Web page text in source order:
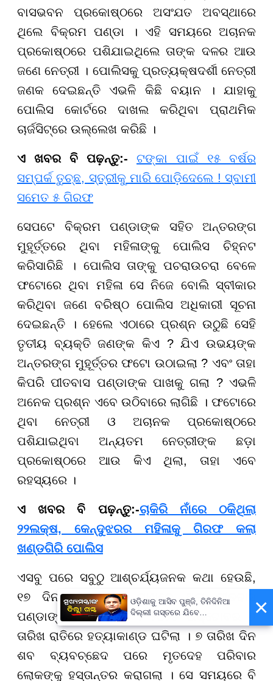
ବାସଭବନ ପ୍ରକୋଷ୍ଠରେ ଅସଂଯତ ଅବସ୍ଥାରେ
ଥିଲେ ବିକ୍ରମ ପଣ୍ଡା । ଏହି ସମୟରେ ଅଚାନକ
ପ୍ରକୋଷ୍ଠରେ ପଶିଯାଇଥିଲେ ତାଙ୍କ ଦଳର ଆଉ
ଜଣେ ନେତ୍ରୀ । ପୋଲିସକୁ ପ୍ରତ୍ୟକ୍ଷଦର୍ଶୀ ନେତ୍ରୀ
ଜଣକ ଦେଇଛନ୍ତି ଏଭଳି କିଛି ବୟାନ । ଯାହାକୁ
ପୋଲିସ କୋର୍ଟରେ ଦାଖଲ କରିଥିବା ପ୍ରାଥମିକ
ଚାର୍ଜସିଟ୍‌ରେ ଉଲ୍ଲେଖ କରିଛି ।
ଏ ଖବର ବି ପଢ଼ନ୍ତୁ:-
ଟଙ୍କା ପାଇଁ ୧୫ ବର୍ଷର
ସମ୍ପର୍କ ତୁଚ୍ଛ, ସ୍ତ୍ରୀକୁ ମାରି ପୋଡ଼ିଦେଲେ ! ସ୍ବାମୀ
ସମେତ ୫ ଗିରଫ
ସେପଟେ ବିକ୍ରମ ପଣ୍ଡାଙ୍କ ସହିତ ଅନ୍ତରଙ୍ଗ
ମୁହୂର୍ତ୍ତରେ ଥିବା ମହିଳାଙ୍କୁ ପୋଲିସ ଚିହ୍ନଟ
କରିସାରିଛି । ପୋଲିସ ତାଙ୍କୁ ପଚରାଉଚରା ବେଳେ
ଫଟୋରେ ଥିବା ମହିଳା ସେ ନିଜେ ବୋଲି ସ୍ବୀକାର
କରିଥିବା ଜଣେ ବରିଷ୍ଠ ପୋଲିସ ଅଧିକାରୀ ସୂଚନା
ଦେଇଛନ୍ତି । ହେଲେ ଏଠାରେ ପ୍ରଶ୍ନ ଉଠୁଛି ସେହି
ତୃତୀୟ ବ୍ୟକ୍ତି ଜଣଙ୍କ କିଏ ? ଯିଏ ଉଭୟଙ୍କ
ଅନ୍ତରଙ୍ଗ ମୁହୂର୍ତ୍ତର ଫଟୋ ଉଠାଇଲା ? ଏବଂ ତାହା
କିପରି ପୀତବାସ ପଣ୍ଡାଙ୍କ ପାଖକୁ ଗଲା ? ଏଭଳି
ଅନେକ ପ୍ରଶ୍ନ ଏବେ ଉଠିବାରେ ଲାଗିଛି । ଫଟୋରେ
ଥିବା ନେତ୍ରୀ ଓ ଅଚାନକ ପ୍ରକୋଷ୍ଠରେ
ପଶିଯାଇଥିବା ଅନ୍ୟତମ ନେତ୍ରୀଙ୍କ ଛଡ଼ା
ପ୍ରକୋଷ୍ଠରେ ଆଉ କିଏ ଥିଲା, ତାହା ଏବେ
ରହସ୍ୟରେ ।
ଏ ଖବର ବି ପଢ଼ନ୍ତୁ:-ଚାକିରି ନାଁରେ ଠକିଥିଲା
୨୨ଲକ୍ଷ, କେନ୍ଦୁଝରର ମହିଳାକୁ ଗିରଫ କଲା
ଖଣ୍ଡଗିରି ପୋଲିସ
ଏସବୁ ପରେ ସବୁଠୁ ଆଶ୍ଚର୍ଯ୍ୟଜନକ କଥା ହେଉଛି,
୧୭ ଦିନ ହେବ କାହା ପାଖରେ ଥିଲା ପୀତବାସ
ପଣ୍ଡାଙ୍କ ଲକର୍ ଚାବି ? ୨୦୨୫ ଅକ୍ଟୋବର ୬
ତାରିଖ ରାତିରେ ହତ୍ୟାକାଣ୍ଡ ଘଟିଲା । ୭ ତାରିଖ ଦିନ
ଶବ ବ୍ୟବଚ୍ଛେଦ ପରେ ମୃତଦେହ ପରିବାର
ଲୋକଙ୍କୁ ହସ୍ତାନ୍ତର କରାଗଲା । ସେ ସମୟରେ ବି
×
ଓଡ଼ିଶାକୁ ଆସିବ ପୁଞ୍ଜି, ତିନିଦିନିଆ
ଦିଲ୍ଲୀ ଗସ୍ତରେ ଯିବେ
ମୁଖ୍ୟମନ୍ତ୍ରୀ ମୋହନ ମାଝୀ